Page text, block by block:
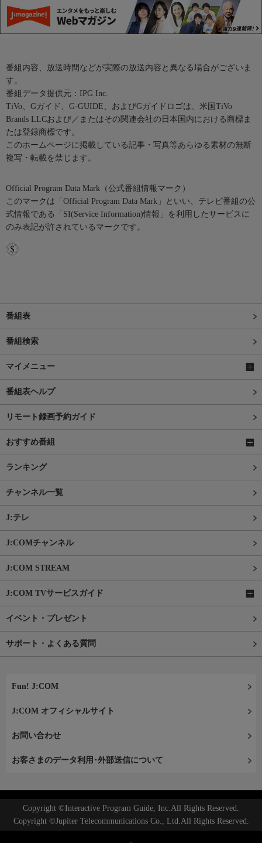
番組内容、放送時間などが実際の放送内容と異なる場合がございま
す。
番組データ提供元：IPG Inc.
TiVo、Gガイド、G-GUIDE、およびGガイドロゴは、米国TiVo
Brands LLCおよび／またはその関連会社の日本国内における商標ま
たは登録商標です。
このホームページに掲載している記事・写真等あらゆる素材の無断
複写・転載を禁じます。
Official Program Data Mark（公式番組情報マーク）
このマークは「Official Program Data Mark」といい、テレビ番組の公
式情報である「SI(Service Information)情報」を利用したサービスに
のみ表記が許されているマークです。
番組表
番組検索
マイメニュー
番組表ヘルプ
リモート録画予約ガイド
おすすめ番組
ランキング
チャンネル一覧
J:テレ
J:COMチャンネル
J:COM STREAM
J:COM TVサービスガイド
イベント・プレゼント
サポート・よくある質問
Fun! J:COM
J:COM オフィシャルサイト
お問い合わせ
お客さまのデータ利用･外部送信について
Copyright ©Interactive Program Guide, Inc.All Rights Reserved.
Copyright ©Jupiter Telecommunications Co., Ltd.All Rights Reserved.